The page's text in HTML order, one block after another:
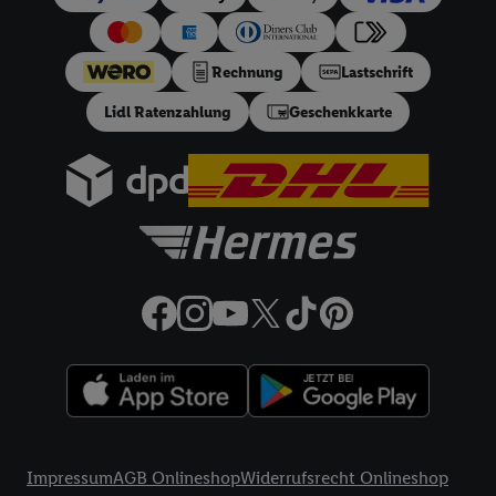
Rechnung Lastschrift
Lidl Ratenzahlung Geschenkkarte
ImpressumAGB OnlineshopWiderrufsrecht Onlineshop
Sofern Sie hier Ihre Zustimmung dazu erteilen und danach ein
Lidl Plus-Konto erstellen bzw. sich in Ihr bestehendes Lidl
Plus-Konto einloggen, kann darüber hinaus auch Ihre dort
angegebene E-Mail-Adresse von uns in gemeinsamer
Verantwortlichkeit mit einem der oben genannten Partner
zu erstellen (die sogenannte EUID), die wir sodann ähnlich wie
die sogleich beschriebene Utiq-Kennung verwenden können,
um Sie in von Dritten betriebenen Diensten zu erkennen und
Ihnen personalisierte Werbung auszuspielen. Hierzu wird von
in einen Hashwert umgewandelte E-Mail-Adresse in
gemeinsamer Verantwortlichkeit verarbeitet.
Telekommunikationsnetzbetreiber, die Utiq-Technologie
in den Lidl-Diensten einzusetzen. Utiq prüft zunächst anhand
Netzbetreiber weiter, der anhand der IP-Adresse und einer